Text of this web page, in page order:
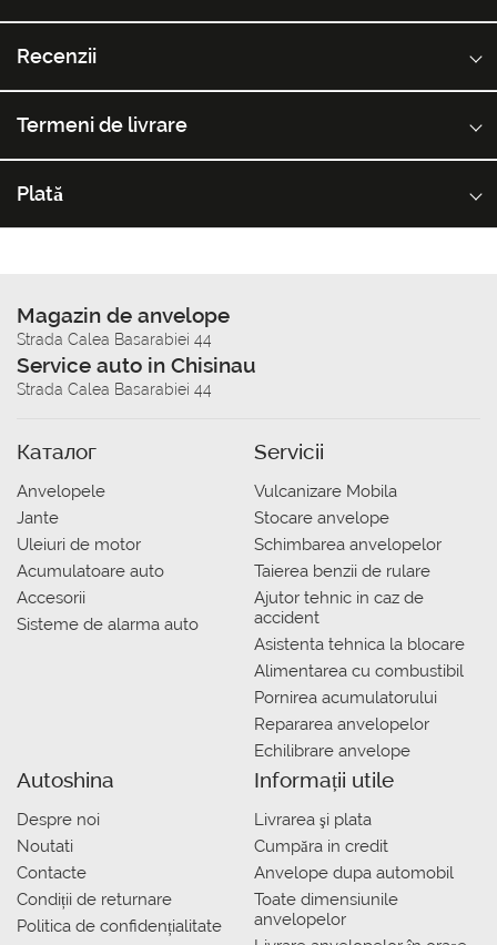
Recenzii
Termeni de livrare
Plată
Magazin de anvelope
Strada Calea Basarabiei 44
Service auto in Chisinau
Strada Calea Basarabiei 44
Каталог
Anvelopele
Jante
Uleiuri de motor
Acumulatoare auto
Accesorii
Sisteme de alarma auto
Servicii
Vulcanizare Mobila
Stocare anvelope
Schimbarea anvelopelor
Taierea benzii de rulare
Ajutor tehnic in caz de
accident
Asistenta tehnica la blocare
Alimentarea cu combustibil
Pornirea acumulatorului
Repararea anvelopelor
Echilibrare anvelope
Autoshina
Despre noi
Noutati
Contacte
Condiții de returnare
Politica de confidențialitate
Informații utile
Livrarea şi plata
Сumpăra in credit
Anvelope dupa automobil
Toate dimensiunile
anvelopelor